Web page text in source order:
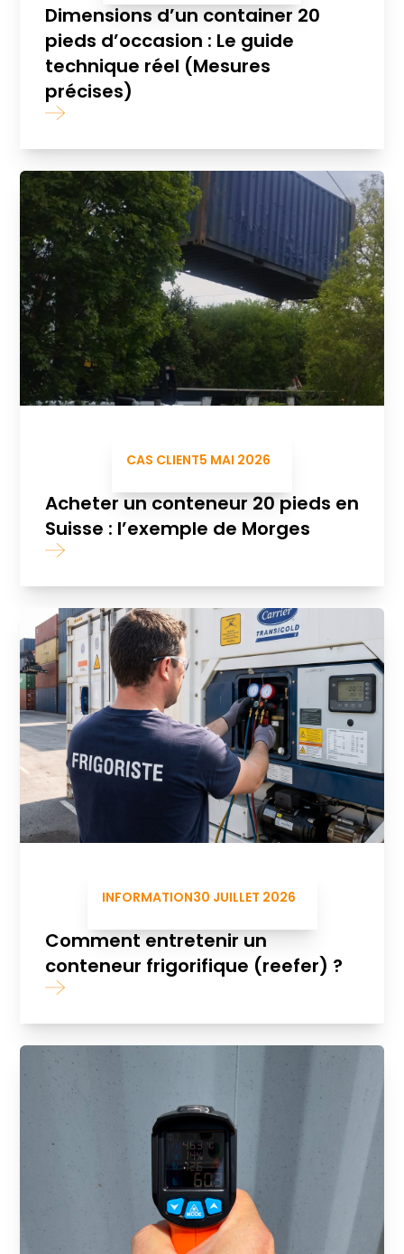
Dimensions d’un container 20
pieds d’occasion : Le guide
technique réel (Mesures
précises)
CAS CLIENT5 MAI 2026
Acheter un conteneur 20 pieds en
Suisse : l’exemple de Morges
INFORMATION30 JUILLET 2026
Comment entretenir un
conteneur frigorifique (reefer) ?